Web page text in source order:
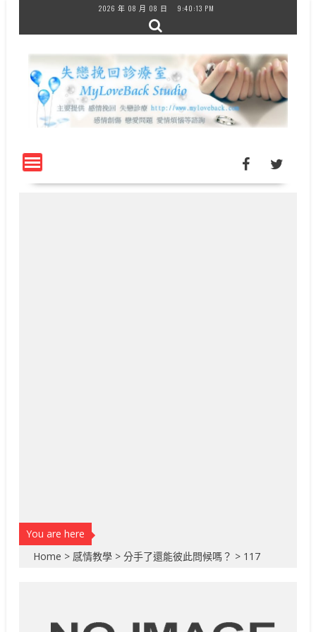
content
2026 年 08 月 08 日 9:40:14 PM
You are here
Home > 感情教學 >分手了還能彼此問候嗎？ > 117